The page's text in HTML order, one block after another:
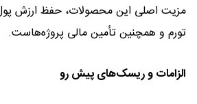
مزیت اصلی این محصولات، حفظ ارزش پول
تورم و همچنین تأمین مالی پروژه‌هاست.
الزامات و ریسک‌های پیش رو